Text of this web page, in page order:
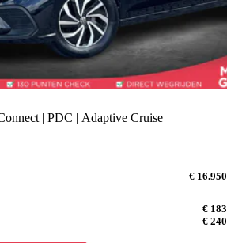
| PDC | Adaptive Cruise
€ 16.950
€ 183
€ 240